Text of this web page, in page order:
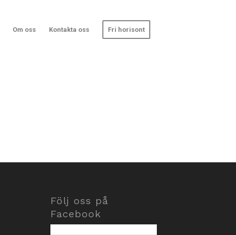
Om oss Kontakta oss Fri horisont
Följ oss på
Facebook